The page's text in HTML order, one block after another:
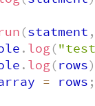
(statment ,
. log(
. log(rows)
= rows ;